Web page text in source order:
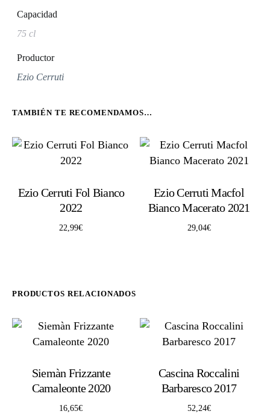
Capacidad
75 cl
Productor
Ezio Cerruti
TAMBIÉN TE RECOMENDAMOS…
Ezio Cerruti Fol Bianco
2022
22,99€
Ezio Cerruti Macfol
Bianco Macerato 2021
29,04€
PRODUCTOS RELACIONADOS
Siemàn Frizzante
Camaleonte 2020
16,65€
Cascina Roccalini
Barbaresco 2017
52,24€